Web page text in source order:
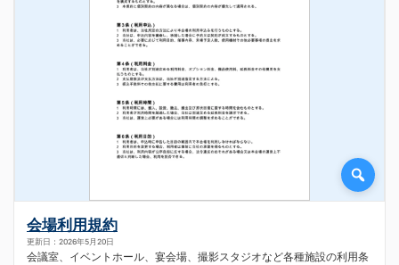
会場利用規約
更新日：2026年5月20日
会議室、イベントホール、宴会場、撮影スタジオなど各種施設の利用条